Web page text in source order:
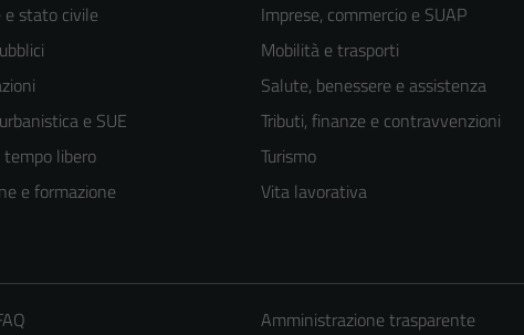
e stato civile
e SUE
libero
e formazione
Imprese, commercio e SUAP
Mobilità e trasporti
Salute, benessere e assistenza
Tributi, finanze e contravvenzioni
Turismo
Vita lavorativa
Amministrazione trasparente